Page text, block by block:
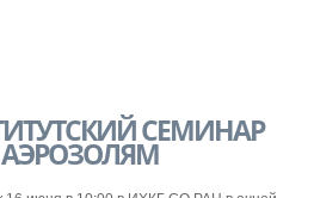
СЕМИНАР